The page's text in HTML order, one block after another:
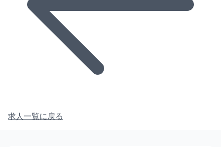
求人一覧に戻る